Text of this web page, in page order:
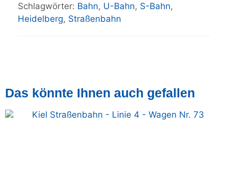
Schlagwörter: Bahn, U-Bahn, S-Bahn,
Heidelberg, Straßenbahn
Das könnte Ihnen auch gefallen